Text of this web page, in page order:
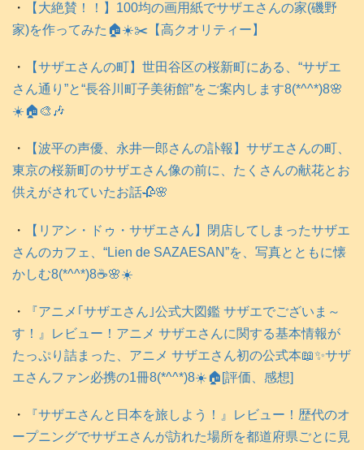
・
【大絶賛！！】100均の画用紙でサザエさんの家(磯野
家)を作ってみた🏠️☀️✂️【高クオリティー】
・
【サザエさんの町】世田谷区の桜新町にある、“サザエ
さん通り”と“長谷川町子美術館”をご案内します8(*^^*)8🌸
☀️🏠️🎨🎶
・
【波平の声優、永井一郎さんの訃報】サザエさんの町、
東京の桜新町のサザエさん像の前に、たくさんの献花とお
供えがされていたお話🥀🌸
・
【リアン・ドゥ・サザエさん】閉店してしまったサザエ
さんのカフェ、“Lien de SAZAESAN”を、写真とともに懐
かしむ8(*^^*)8☕️🌸☀️
・
『アニメ｢サザエさん｣公式大図鑑 サザエでございま～
す！』レビュー！アニメ サザエさんに関する基本情報が
たっぷり詰まった、アニメ サザエさん初の公式本📖✨サザ
エさんファン必携の1冊8(*^^*)8☀️🏠️[評価、感想]
・
『サザエさんと日本を旅しよう！』レビュー！歴代のオ
ープニングでサザエさんが訪れた場所を都道府県ごとに見